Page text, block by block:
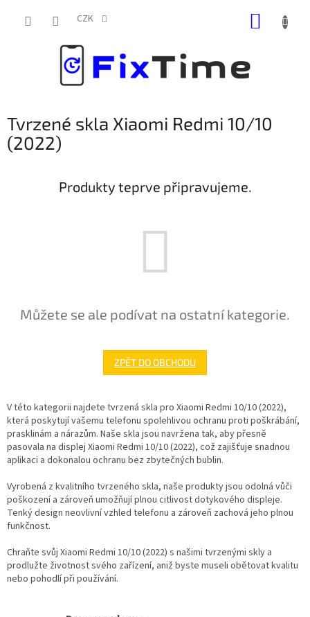
CZK
Tvrzené skla Xiaomi Redmi 10/10
(2022)
Produkty teprve připravujeme.
Můžete se ale podívat na ostatní kategorie.
ZPĚT DO OBCHODU
V této kategorii najdete tvrzená skla pro Xiaomi Redmi 10/10 (2022),
která poskytují vašemu telefonu spolehlivou ochranu proti poškrábání,
prasklinám a nárazům. Naše skla jsou navržena tak, aby přesně
pasovala na displej Xiaomi Redmi 10/10 (2022), což zajišťuje snadnou
aplikaci a dokonalou ochranu bez zbytečných bublin.
Vyrobená z kvalitního tvrzeného skla, naše produkty jsou odolná vůči
poškození a zároveň umožňují plnou citlivost dotykového displeje.
Tenký design neovlivní vzhled telefonu a zároveň zachová jeho plnou
funkčnost.
Chraňte svůj Xiaomi Redmi 10/10 (2022) s našimi tvrzenými skly a
prodlužte životnost svého zařízení, aniž byste museli obětovat kvalitu
nebo pohodlí při používání.